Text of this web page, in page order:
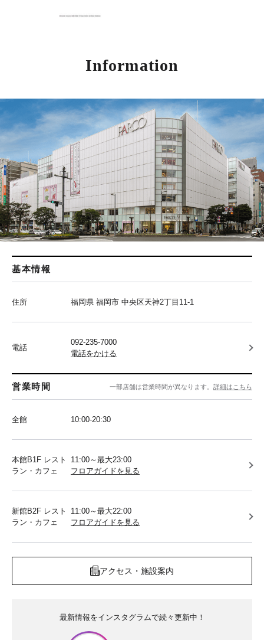
Information
基本情報
住所 福岡県 福岡市 中央区天神2丁目11-1
電話
092-235-7000
電話をかける
営業時間 一部店舗は営業時間が異なります。 詳細はこちら
全館 10:00-20:30
本館B1F レスト
ラン・カフェ
11:00～最大23:00
フロアガイドを見る
新館B2F レスト
ラン・カフェ
11:00～最大22:00
フロアガイドを見る
アクセス・施設案内
最新情報をインスタグラムで続々更新中！